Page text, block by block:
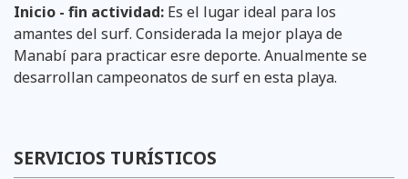
Inicio - fin actividad: Es el lugar ideal para los
amantes del surf. Considerada la mejor playa de
Manabí para practicar esre deporte. Anualmente se
desarrollan campeonatos de surf en esta playa.
SERVICIOS TURÍSTICOS